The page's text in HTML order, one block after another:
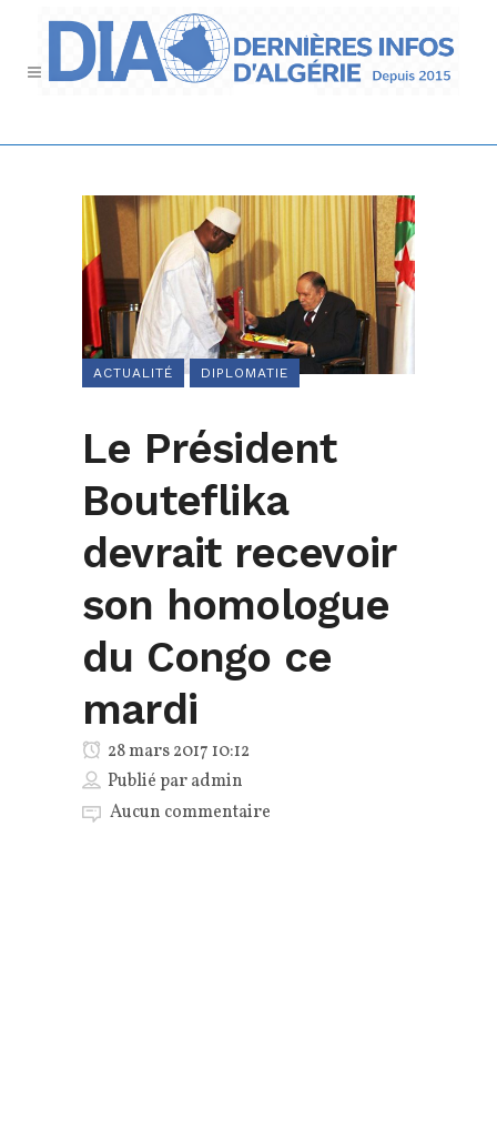
ACTUALITÉ DIPLOMATIE
Le Président
Bouteflika
devrait recevoir
son homologue
du Congo ce
mardi
28 mars 2017 10:12
Publié paradmin
Aucun commentaire